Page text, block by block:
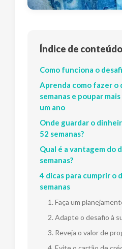
Índice de conteúdo
Como funciona o
Aprenda como fazer o
semanas e poupar
um ano
Onde guardar o
52 semanas?
Qual é a vantagem do
semanas?
4 dicas para cumprir o
semanas
1. Faça um
2. Adapte o desafio à
3. Reveja o valor de